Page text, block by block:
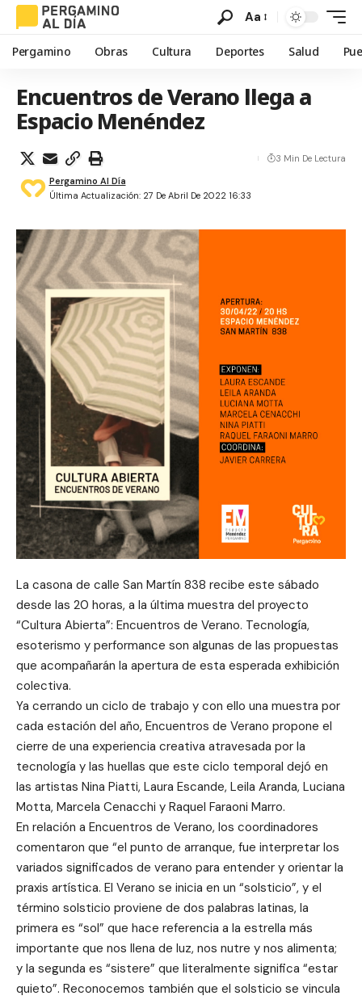
Aa
Pergamino Obras Cultura Deportes Salud
Encuentros de Verano llega a
Espacio Menéndez
Última Actualización: 27 De Abril De 2022 16:33
Pergamino Al Día
3 Min De Lectura
La casona de calle San Martín 838 recibe este sábado
desde las 20 horas, a la última muestra del proyecto
“Cultura Abierta”: Encuentros de Verano. Tecnología,
esoterismo y performance son algunas de las propuestas
que acompañarán la apertura de esta esperada exhibición
colectiva.
Ya cerrando un ciclo de trabajo y con ello una muestra por
cada estación del año, Encuentros de Verano propone el
cierre de una experiencia creativa atravesada por la
tecnología y las huellas que este ciclo temporal dejó en
las artistas Nina Piatti, Laura Escande, Leila Aranda, Luciana
Motta, Marcela Cenacchi y Raquel Faraoni Marro.
En relación a Encuentros de Verano, los coordinadores
comentaron que “el punto de arranque, fue interpretar los
variados significados de verano para entender y orientar la
praxis artística. El Verano se inicia en un “solsticio”, y el
término solsticio proviene de dos palabras latinas, la
primera es “sol” que hace referencia a la estrella más
importante que nos llena de luz, nos nutre y nos alimenta;
y la segunda es “sistere” que literalmente significa “estar
quieto”. Reconocemos también que el solsticio se vincula